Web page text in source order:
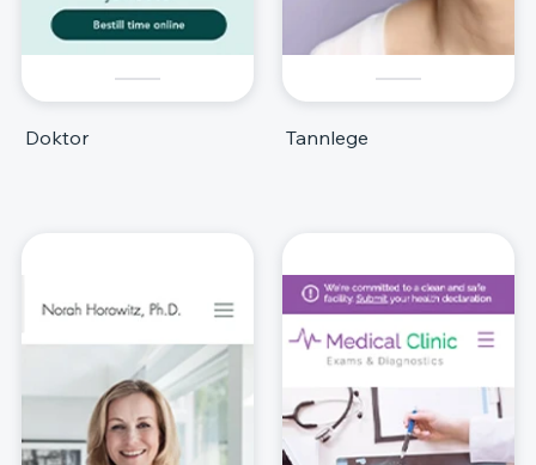
Doktor Tannlege